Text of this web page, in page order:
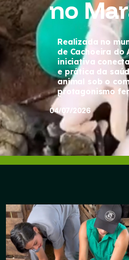
no
Realizada no
de Cachoeira do
iniciativa
e prática da
animal sob o
protagonismo
04/07/2026